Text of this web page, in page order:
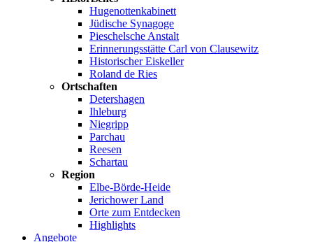
Hugenottenkabinett
Jüdische Synagoge
Pieschelsche Anstalt
Erinnerungsstätte Carl von Clausewitz
Historischer Eiskeller
Roland de Ries
Ortschaften
Detershagen
Ihleburg
Niegripp
Parchau
Reesen
Schartau
Region
Elbe-Börde-Heide
Jerichower Land
Orte zum Entdecken
Highlights
Angebote